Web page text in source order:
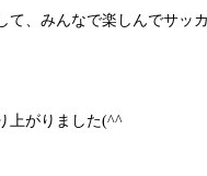
て、みんなで楽しんでサッ
上がりました(^^ゞ